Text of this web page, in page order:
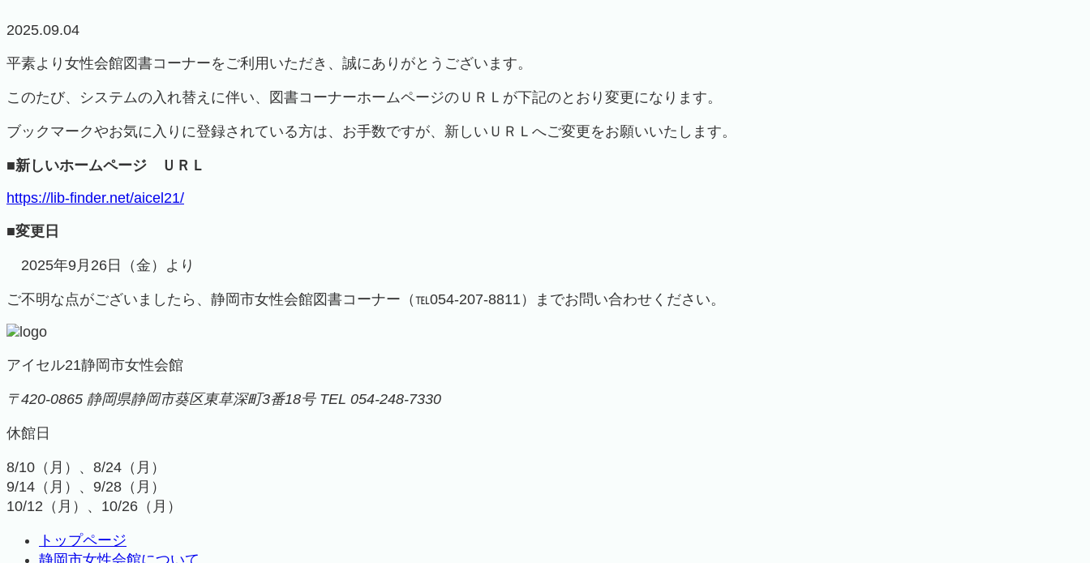
2025.09.04
平素より女性会館図書コーナーをご利用いただき、誠にありがとうございます。
このたび、システムの入れ替えに伴い、図書コーナーホームページのＵＲＬが下記のとおり変更になります。
ブックマークやお気に入りに登録されている方は、お手数ですが、新しいＵＲＬへご変更をお願いいたします。
■新しいホームページ ＵＲＬ
https://lib-finder.net/aicel21/
■変更日
2025年9月26日（金）より
ご不明な点がございましたら、静岡市女性会館図書コーナー（℡054-207-8811）までお問い合わせください。
アイセル21静岡市女性会館
〒420-0865 静岡県静岡市葵区東草深町3番18号 TEL 054-248-7330
休館日
8/10（月）、8/24（月）
9/14（月）、9/28（月）
10/12（月）、10/26（月）
トップページ